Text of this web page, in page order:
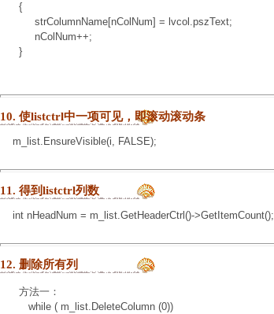
{
strColumnName[nColNum] = lvcol.pszText;
nColNum++;
}
10. 使listctrl中一项可见，即滚动滚动条
m_list.EnsureVisible(i, FALSE);
11. 得到listctrl列数
int nHeadNum = m_list.GetHeaderCtrl()->GetItemCount();
12. 删除所有列
方法一：
while ( m_list.DeleteColumn (0))